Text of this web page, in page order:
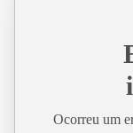
Ocorreu um